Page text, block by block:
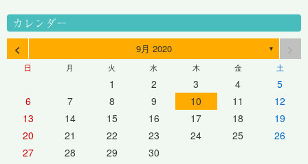
カレンダー
< 9月 2020 ▼
日 月 火 水 木 金 土
1 2 3 4
5
6
7 8 9 10 11
12
13
14 15 16 17 18
19
20
21 22 23 24 25
26
27
28 29 30